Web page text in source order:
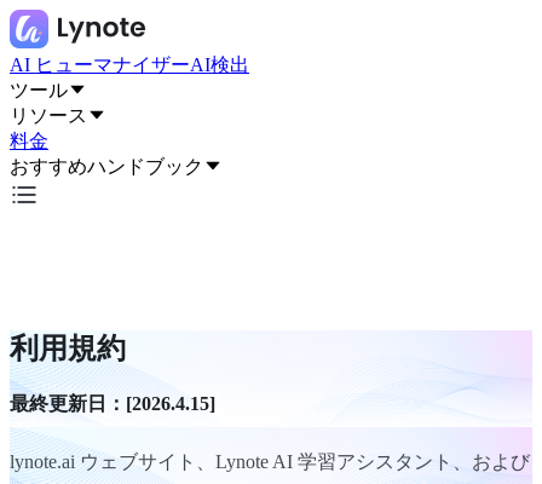
AI ヒューマナイザーAI検出
ツール
リソース
料金
おすすめハンドブック
利用規約
最終更新日：[2026.4.15]
lynote.ai ウェブサイト、Lynote AI 学習アシスタント、および